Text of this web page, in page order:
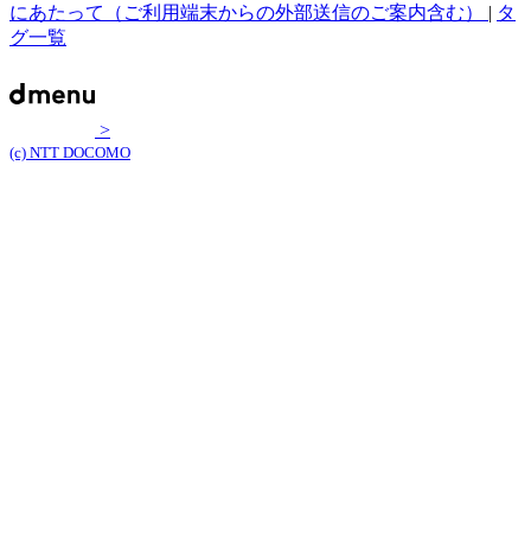
にあたって（ご利用端末からの外部送信のご案内含む） | タ
グ一覧
>
(c) NTT DOCOMO